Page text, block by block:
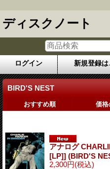
ディスクノート
ログイン 新規登録は
BIRD'S NEST
おすすめ順 価格
アナログ
[LP]] (BIRD'S
2,300円(税込)